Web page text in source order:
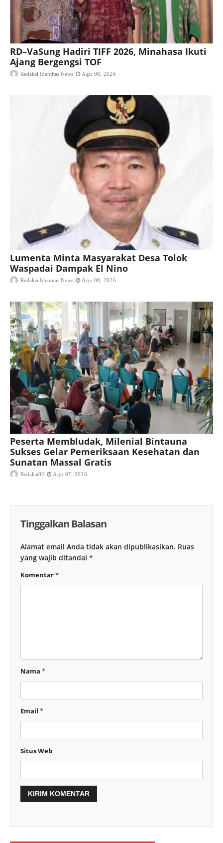
RD–VaSung Hadiri TIFF 2026, Minahasa Ikuti
Ajang Bergengsi TOF
Redaksi Identitas News Agu 08, 2026
Lumenta Minta Masyarakat Desa Tolok
Waspadai Dampak El Nino
Redaksi Identitas News Agu 08, 2026
Peserta Membludak, Milenial Bintauna
Sukses Gelar Pemeriksaan Kesehatan dan
Sunatan Massal Gratis
Redaksi02 Agu 07, 2026
Tinggalkan Balasan
Alamat email Anda tidak akan dipublikasikan. Ruas
yang wajib ditandai *
Komentar*
Nama *
Email *
Situs Web